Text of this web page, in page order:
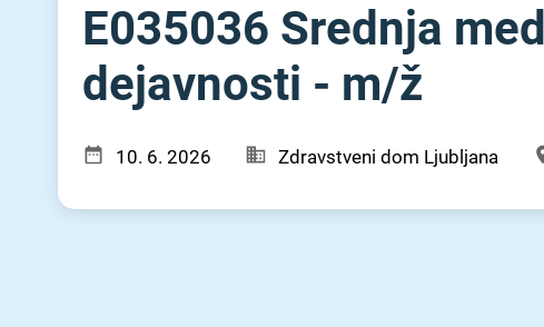
E035036 Srednja
dejavnosti - m⁠/⁠ž
10. 6. 2026 Zdravstveni dom Ljubljana